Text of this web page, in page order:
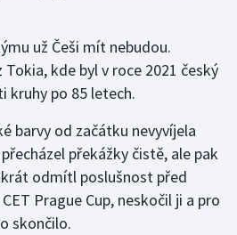
už Češi mít nebudou.
kde byl v roce 2021 český
kruhy po 85 letech.
barvy od začátku nevyvíjela
překážky čistě, ale pak
odmítl poslušnost před
Prague Cup, neskočil ji a pro
skončilo.